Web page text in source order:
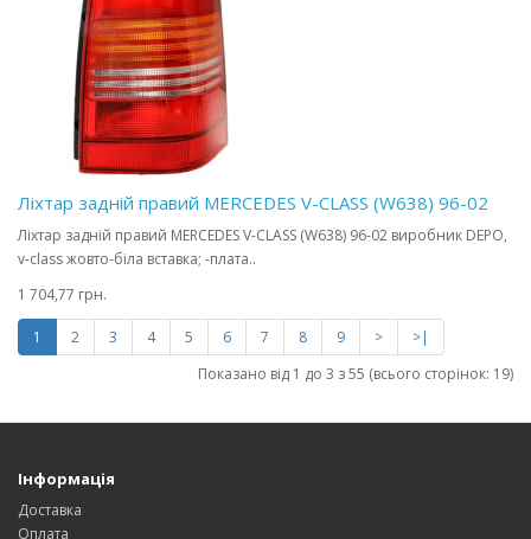
Ліхтар задній правий MERCEDES V-CLASS (W638) 96-02
Ліхтар задній правий MERCEDES V-CLASS (W638) 96-02 виробник DEPO,
v-class жовто-біла вставка; -плата..
1 704,77 грн.
1 2 3 4 5 6 7 8 9 >
>|
Показано від 1 до 3 з 55 (всього сторінок: 19)
Інформація
Доставка
Оплата